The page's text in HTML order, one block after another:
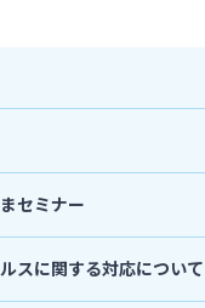
セミナー
スに関する対応について